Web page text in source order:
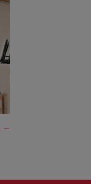
–